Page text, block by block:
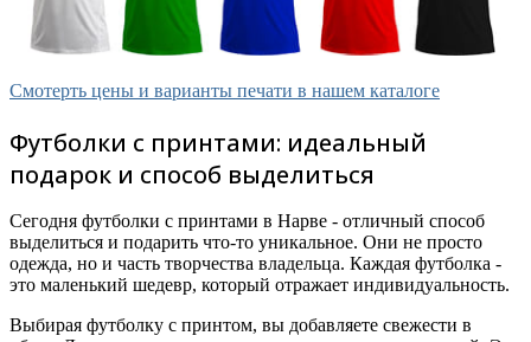
Смотерть цены и варианты печати в нашем каталоге
Футболки с принтами: идеальный
подарок и способ выделиться
Сегодня футболки с принтами в Нарве - отличный способ
выделиться и подарить что-то уникальное. Они не просто
одежда, но и часть творчества владельца. Каждая футболка -
это маленький шедевр, который отражает индивидуальность.
Выбирая футболку с принтом, вы добавляете свежести в